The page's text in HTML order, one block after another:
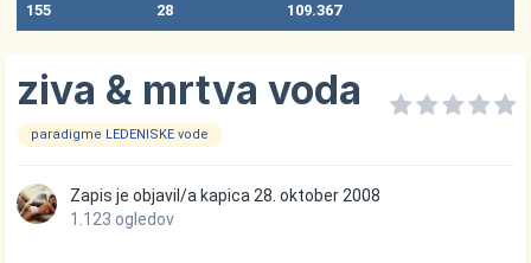
155
28
109.367
ziva & mrtva voda
paradigme LEDENISKE vode
Zapis je objavil/a kapica 28. oktober 2008
1.123 ogledov